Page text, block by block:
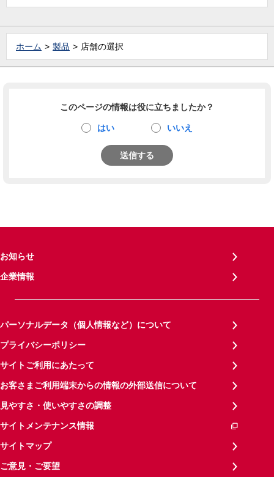
ホーム 製品 店舗の選択
このページの情報は役に立ちましたか？
はい いいえ
送信する
お知らせ
企業情報
パーソナルデータ（個人情報など）について
プライバシーポリシー
サイトご利用にあたって
お客さまご利用端末からの情報の外部送信について
見やすさ・使いやすさの調整
サイトメンテナンス情報
サイトマップ
ご意見・ご要望